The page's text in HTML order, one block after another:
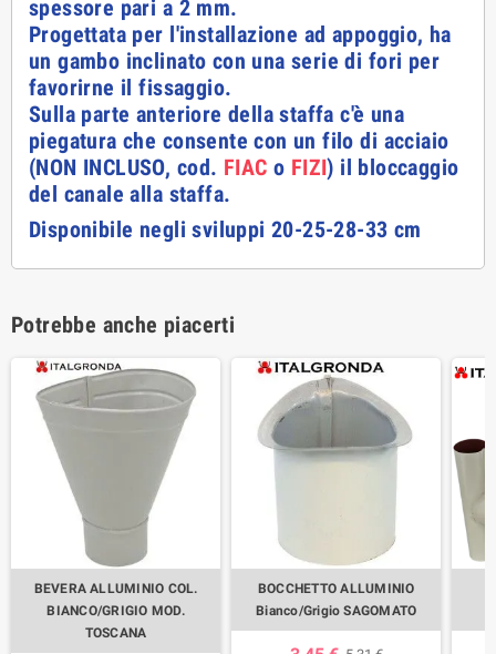
spessore pari a 2 mm.
Progettata per l'installazione ad appoggio, ha
un gambo inclinato con una serie di fori per
favorirne il fissaggio.
Sulla parte anteriore della staffa c'è una
piegatura che consente con un filo di acciaio
(NON INCLUSO, cod. FIAC o FIZI) il bloccaggio
del canale alla staffa.
Disponibile negli sviluppi 20-25-28-33 cm
Potrebbe anche piacerti
BEVERA ALLUMINIO COL.
BIANCO/GRIGIO MOD.
TOSCANA
BOCCHETTO ALLUMINIO
Bianco/Grigio SAGOMATO